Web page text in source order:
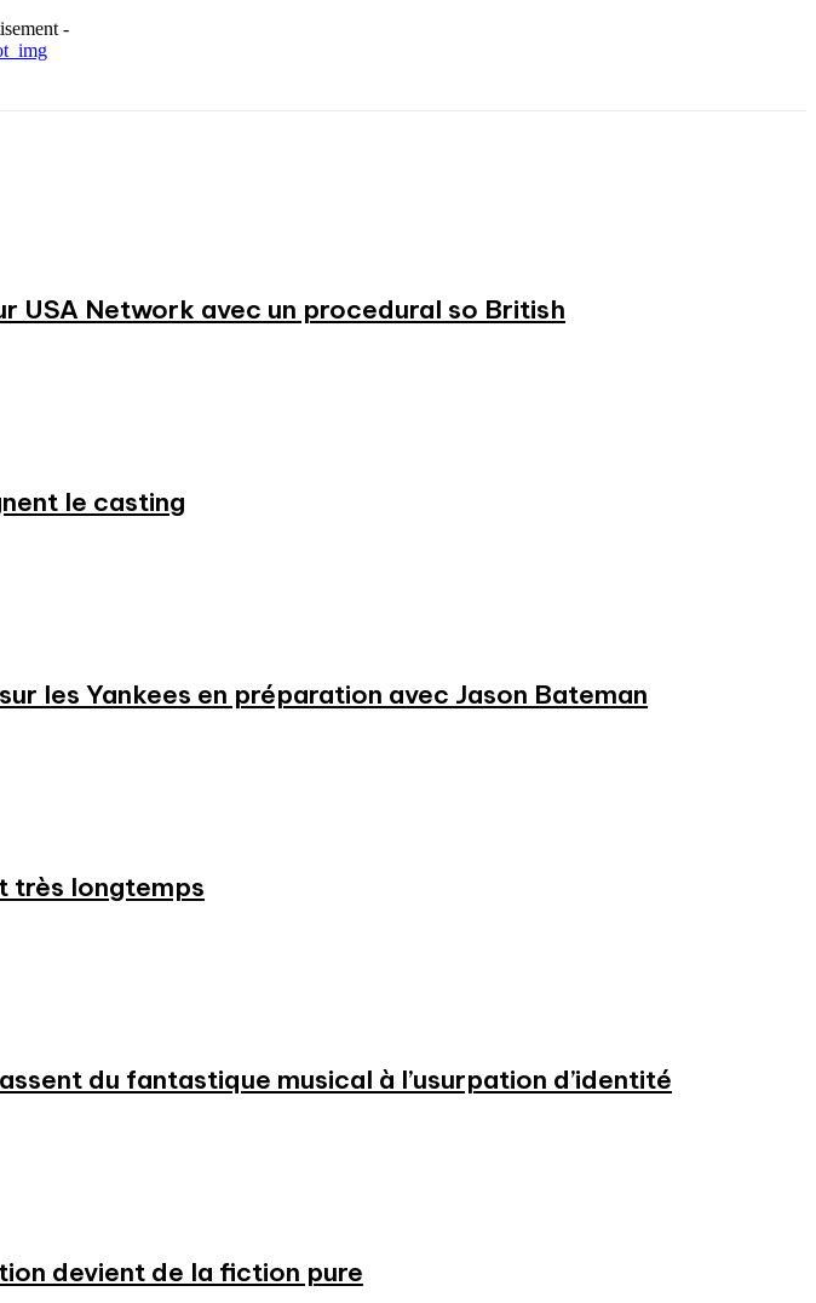
-
USA Network avec un procedural so British
le casting
les Yankees en préparation avec Jason Bateman
très longtemps
du fantastique musical à l’usurpation d’identité
devient de la fiction pure